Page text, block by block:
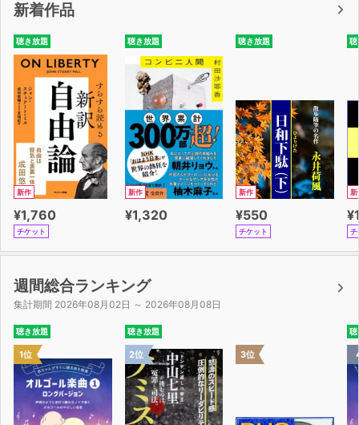
新着作品
聴き放題
新作
¥1,760
チケット
聴き放題
新作
¥1,320
聴き放題
新作
¥550
チケット
聴
新
チ
週間総合ランキング
集計期間 2026年08月02日 ～ 2026年08月08日
聴き放題
1位
聴き放題
2位 3位
聴